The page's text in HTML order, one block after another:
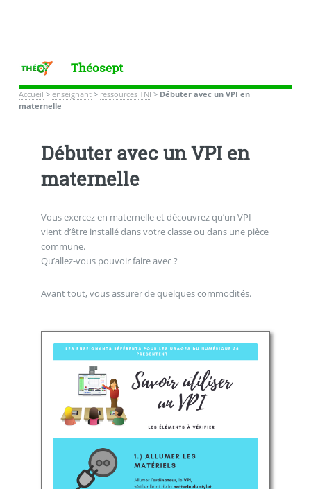
Théosept
Accueil > enseignant> ressources TNI > Débuter avec un VPI en
maternelle
Débuter avec un VPI en
maternelle
Vous exercez en maternelle et découvrez qu’un VPI
vient d’être installé dans votre classe ou dans une pièce
commune.
Qu’allez-vous pouvoir faire avec ?
Avant tout, vous assurer de quelques commodités.